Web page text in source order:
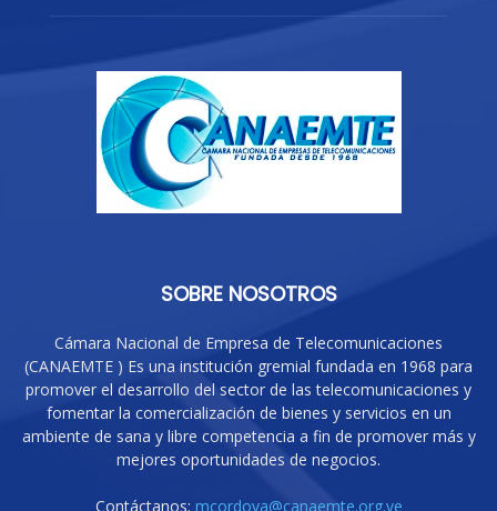
SOBRE NOSOTROS
Cámara Nacional de Empresa de Telecomunicaciones
(CANAEMTE ) Es una institución gremial fundada en 1968 para
promover el desarrollo del sector de las telecomunicaciones y
fomentar la comercialización de bienes y servicios en un
ambiente de sana y libre competencia a fin de promover más y
mejores oportunidades de negocios.
Contáctanos: mcordova@canaemte.org.ve